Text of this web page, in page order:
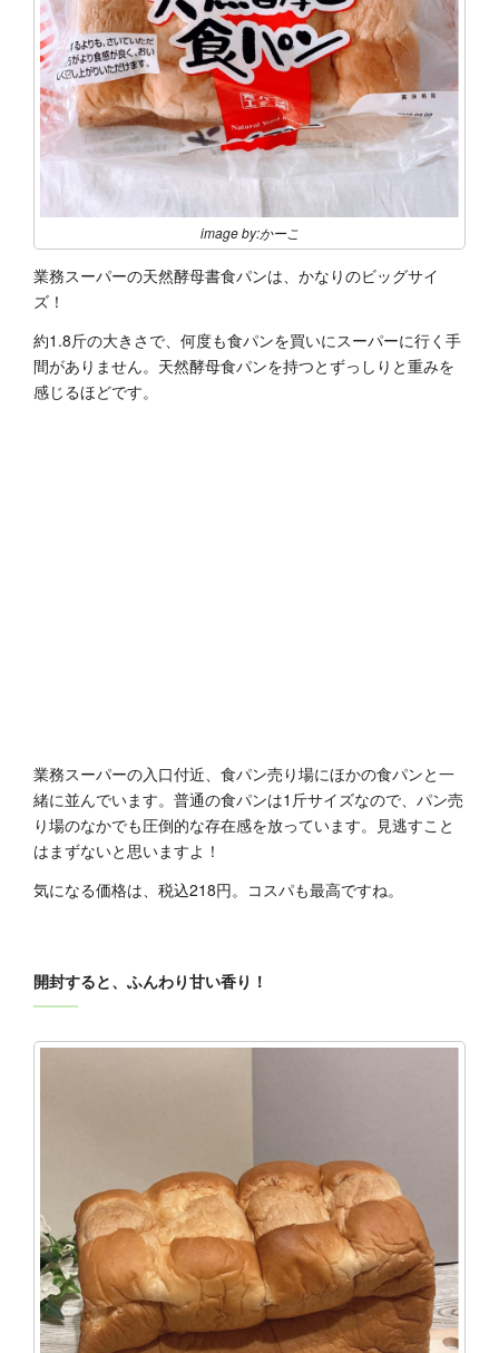
image by:かーこ
業務スーパーの天然酵母書食パンは、かなりのビッグサイ
ズ！
約1.8斤の大きさで、何度も食パンを買いにスーパーに行く手
間がありません。天然酵母食パンを持つとずっしりと重みを
感じるほどです。
業務スーパーの入口付近、食パン売り場にほかの食パンと一
緒に並んでいます。普通の食パンは1斤サイズなので、パン売
り場のなかでも圧倒的な存在感を放っています。見逃すこと
はまずないと思いますよ！
気になる価格は、税込218円。コスパも最高ですね。
開封すると、ふんわり甘い香り！